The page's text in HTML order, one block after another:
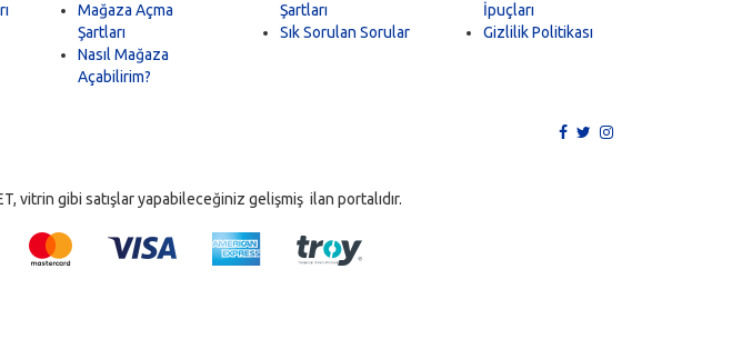
Mağaza Açma
Şartları
Nasıl Mağaza
Açabilirim?
Şartları
Sık Sorulan Sorular
İpuçları
Gizlilik Politikası
vitrin gibi satışlar yapabileceğiniz gelişmiş ilan portalıdır.